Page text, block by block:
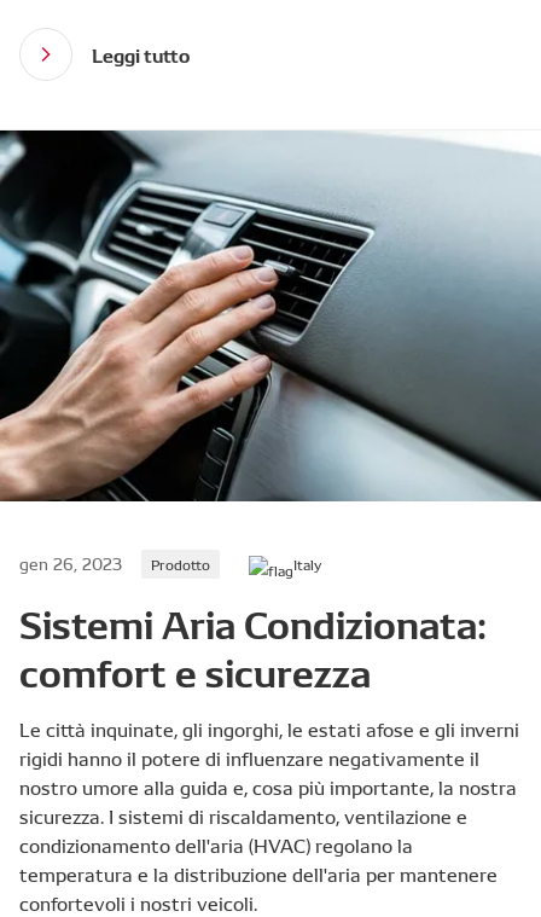
Leggi tutto
gen 26, 2023 Prodotto Italy
Sistemi Aria Condizionata:
comfort e sicurezza
Le città inquinate, gli ingorghi, le estati afose e gli inverni
rigidi hanno il potere di influenzare negativamente il
nostro umore alla guida e, cosa più importante, la nostra
sicurezza. I sistemi di riscaldamento, ventilazione e
condizionamento dell'aria (HVAC) regolano la
temperatura e la distribuzione dell'aria per mantenere
confortevoli i nostri veicoli.